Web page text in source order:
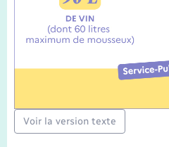
Voir la version texte